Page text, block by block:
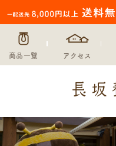
商品一覧 アクセス